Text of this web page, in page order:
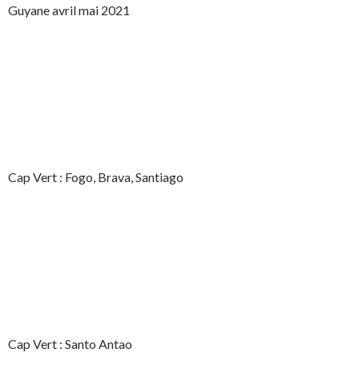
Guyane avril mai 2021
Cap Vert : Fogo, Brava, Santiago
Cap Vert : Santo Antao